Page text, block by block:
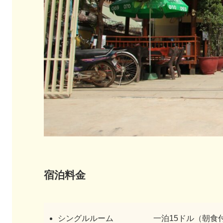
宿泊料金
シングルルーム 一泊15ドル（朝食